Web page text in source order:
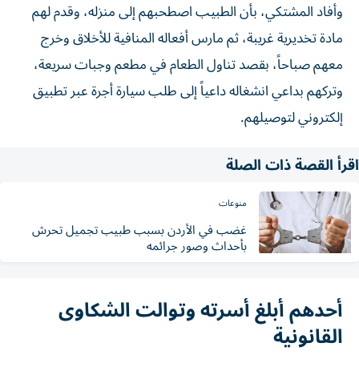
وأفاد المشتكي، بأن الطبيب اصطحبهم إلى منزله، وقدم لهم
مادة تخديرية غريبة، ثم مارس أفعاله المنافية للأخلاق وخرج
معهم صباحاً، بقصد تناول الطعام في مطعم وجبات سريعة،
وتركهم بداعي انشغاله داعياً إلى طلب سيارة أجرة عبر تطبيق
إلكتروني لتوصيلهم.
اقرأ القصة ذات الصلة
منوعات
غضب في الأردن بسبب طبيب تجميل تحرش
بأحداث وصور جرائمه
أحدهم أبلغ أسرته وتوالت الشكاوى
القانونية